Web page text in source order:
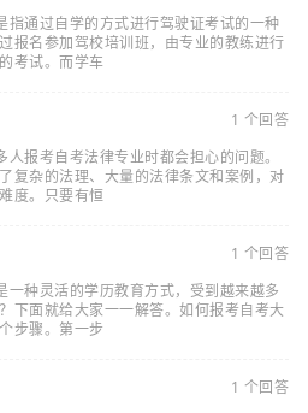
指通过自学的方式进行驾驶证考试的一种
报名参加驾校培训班，由专业的教练进行
考试。而学车
1 个回答
报考自考法律专业时都会担心的问题。
复杂的法理、大量的法律条文和案例，对
度。只要有恒
1 个回答
种灵活的学历教育方式，受到越来越多
下面就给大家一一解答。如何报考自考大
步骤。第一步
1 个回答